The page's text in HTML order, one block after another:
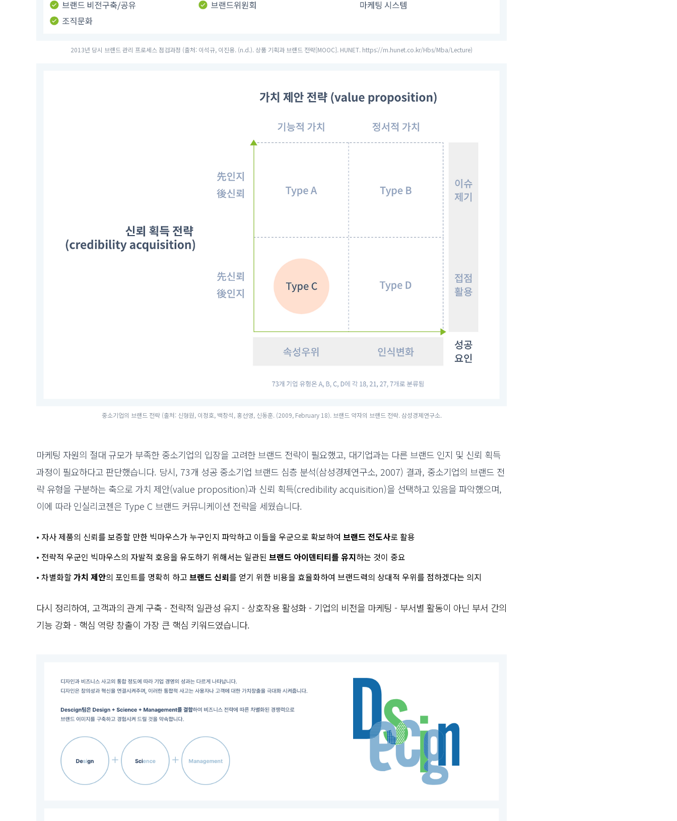
2013년 당시 브랜드 관리 프로세스 점검과정 (출처: 이석규, 이진용. (n.d.). 상품 기획과 브랜드 전략[MOOC]. HUNET. https://m.hunet.co.kr/Hbs/Mba/Lecture)
중소기업의 브랜드 전략 (출처: 신형원, 이정호, 백창석, 홍선영, 신동훈. (2009, February 18). 브랜드 약자의 브랜드 전략. 삼성경제연구소.
마케팅 자원의 절대 규모가 부족한 중소기업의 입장을 고려한 브랜드 전략이 필요했고, 대기업과는 다른 브랜드 인지 및 신뢰 획득
과정이 필요하다고 판단했습니다. 당시, 73개 성공 중소기업 브랜드 심층 분석(삼성경제연구소, 2007) 결과, 중소기업의 브랜드 전
략 유형을 구분하는 축으로 가치 제안(value proposition)과 신뢰 획득(credibility acquisition)을 선택하고 있음을 파악했으며,
이에 따라 인실리코젠은 Type C 브랜드 커뮤니케이션 전략을 세웠습니다.
• 자사 제품의 신뢰를 보증할 만한 빅마우스가 누구인지 파악하고 이들을 우군으로 확보하여 브랜드 전도사로 활용
• 전략적 우군인 빅마우스의 자발적 호응을 유도하기 위해서는 일관된 브랜드 아이덴티티를 유지하는 것이 중요
• 차별화할가치 제안의 포인트를 명확히 하고 브랜드 신뢰를 얻기 위한 비용을 효율화하여 브랜드력의 상대적 우위를 점하겠다는 의지
다시 정리하여, 고객과의 관계 구축 - 전략적 일관성 유지 - 상호작용 활성화 - 기업의 비전을 마케팅 - 부서별 활동이 아닌 부서 간의
기능 강화 - 핵심 역량 창출이 가장 큰 핵심 키워드였습니다.